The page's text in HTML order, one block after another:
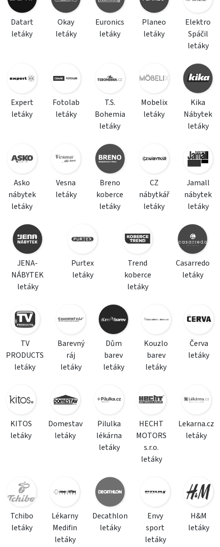
Datart
letáky
Okay
letáky
Euronics
letáky
Planeo
letáky
Elektro
Spáčil
letáky
Expert
letáky
Fotolab
letáky
T.S.
Bohemia
letáky
Mobelix
letáky
Kika
Nábytek
letáky
Asko
nábytek
letáky
Vesna
letáky
Breno
koberce
letáky
CZ
nábytkář
letáky
Jamall
nábytek
letáky
JENA-
NÁBYTEK
letáky
Purtex
letáky
Trend
koberce
letáky
Casarredo
letáky
TV
PRODUCTS
letáky
Barevný
ráj
letáky
Dům
barev
letáky
Kouzlo
barev
letáky
Červa
letáky
KITOS
letáky
Domestav
letáky
Pilulka
lékárna
letáky
HECHT
MOTORS
s.r.o.
letáky
Lekarna.cz
letáky
Tchibo
letáky
Lékarny
Medifin
letáky
Decathlon
letáky
Envy
sport
letáky
H&M
letáky